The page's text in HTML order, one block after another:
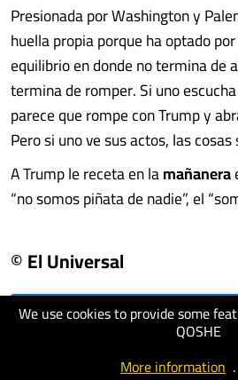
We use cookies to provide some
QOSHE
More information .
Presionada por Washington y
huella propia porque ha optado
equilibrio en donde no termina de
termina de romper. Si uno
parece que rompe con Trump y
Pero si uno ve sus actos, las
A Trump le receta en lamañanera
“no somos piñata de nadie”, el
© El Universal
visit website